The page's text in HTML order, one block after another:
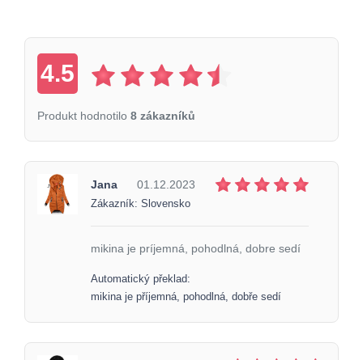
4.5
Produkt hodnotilo 8 zákazníků
Jana 01.12.2023
Zákazník: Slovensko
mikina je príjemná, pohodlná, dobre sedí
Automatický překlad:
mikina je příjemná, pohodlná, dobře sedí